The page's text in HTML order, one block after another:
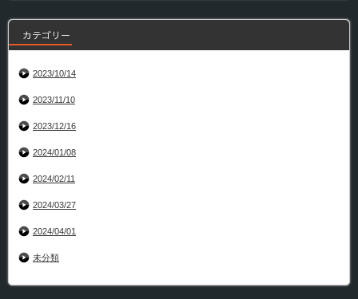
カテゴリー
2023/10/14
2023/11/10
2023/12/16
2024/01/08
2024/02/11
2024/03/27
2024/04/01
未分類